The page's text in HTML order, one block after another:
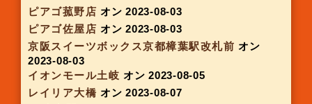
アピタ稲沢店 オン 2023-06-22
アピタ鳴海 オン 2023-06-22
アルプラザ野洲 オン 2023-06-28
アピタ名古屋空港
アピタ岡崎北オン 2023-06-29
アルプラザ茨木オン 2023-07-05